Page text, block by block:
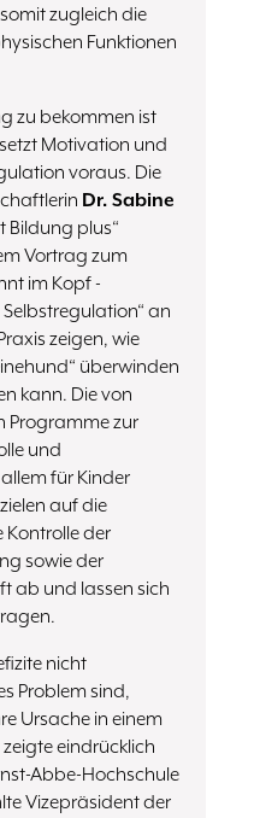
zugleich die
Funktionen
zu bekommen ist
Motivation und
voraus. Die
Dr. Sabine
Bildung plus“
Vortrag zum
im Kopf -
an
zeigen, wie
überwinden
kann. Die von
Programme zur
und
für Kinder
auf die
der
sowie der
ab und lassen sich
nicht
Problem sind,
Ursache in einem
eindrücklich
Abbe-Hochschule
Vizepräsident der